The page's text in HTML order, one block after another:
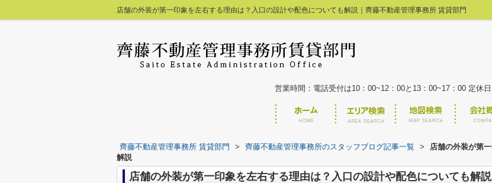
店舗の外装が第一印象を左右する理由は？入口の設計や配色についても解説｜齊藤不動産管理事務所 賃貸部門
営業時間：電話受付は10：00~12：00と13：00~17：00 定休
齊藤不動産管理事務所 賃貸部門 > 齊藤不動産管理事務所のスタッフブログ記事一覧 >
店舗の外装が第
解説
店舗の外装が第一印象を左右する理由は？入口の設計や配色についても解説